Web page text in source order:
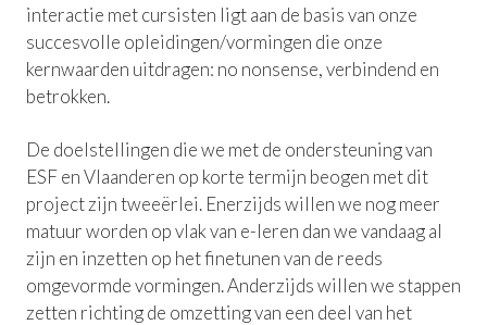
interactie met cursisten ligt aan de basis van onze
succesvolle opleidingen/vormingen die onze
kernwaarden uitdragen: no nonsense, verbindend en
betrokken.
De doelstellingen die we met de ondersteuning van
ESF en Vlaanderen op korte termijn beogen met dit
project zijn tweeërlei. Enerzijds willen we nog meer
matuur worden op vlak van e-leren dan we vandaag al
zijn en inzetten op het finetunen van de reeds
omgevormde vormingen. Anderzijds willen we stappen
zetten richting de omzetting van een deel van het